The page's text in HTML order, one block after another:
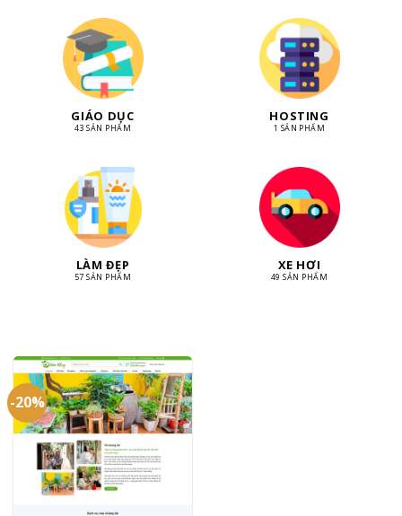
GIÁO DỤC
43 SẢN PHẨM
HOSTING
1 SẢN PHẨM
LÀM ĐẸP
57 SẢN PHẨM
XE HƠI
49 SẢN PHẨM
-20%